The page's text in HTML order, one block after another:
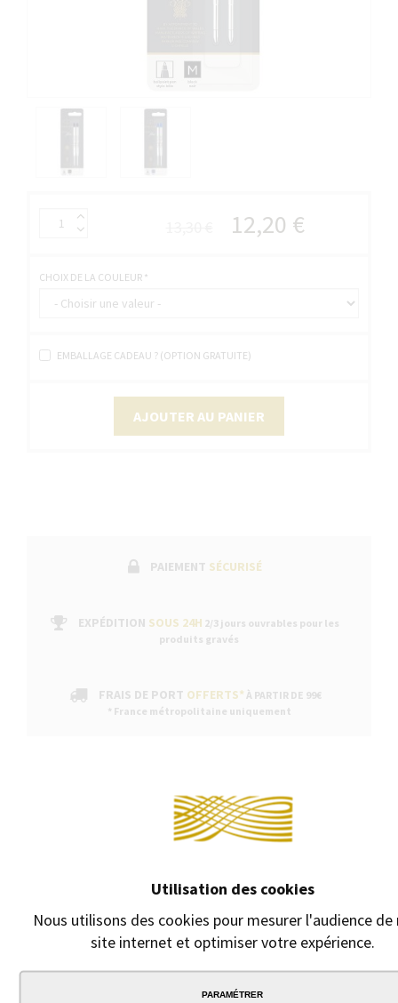
Utilisation des cookies
Nous utilisons des cookies pour mesurer l'audience
site internet et optimiser votre expérience.
PARAMÉTRER
12,20 €
CHOIX DE LA COULEUR *
EMBALLAGE CADEAU ? (OPTION GRATUITE)
AJOUTER AU PANIER
PAIEMENT SÉCURISÉ
EXPÉDITION SOUS 24H 2/3 jours ouvrables pour les
produits gravés
FRAIS DE PORT OFFERTS* À PARTIR DE 99€
* France métropolitaine uniquement